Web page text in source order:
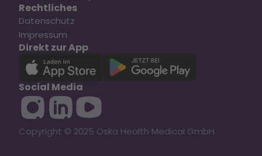
Rechtliches
Datenschutz
Impressum
Direkt zur App
Social Media
Copyright © 2025 Oska Health Medical GmbH